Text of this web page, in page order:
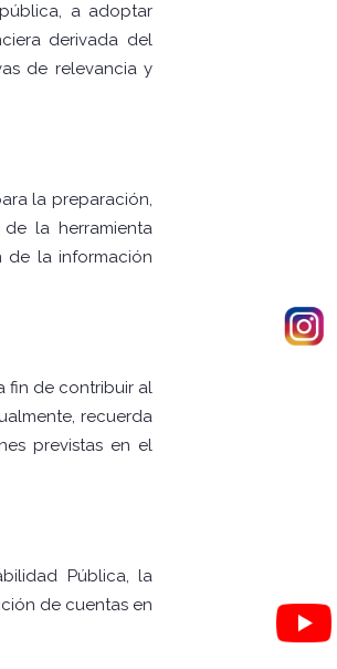
a adoptar
derivada del
de relevancia y
la preparación,
la herramienta
de la información
fin de contribuir al
recuerda
previstas en el
Pública, la
de cuentas en